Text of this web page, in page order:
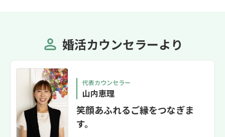
婚活カウンセラーより
代表カウンセラー
山内恵理
笑顔あふれるご縁をつなぎま
す。